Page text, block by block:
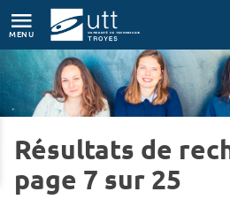
MENU
Accueil L'UTT L'UTT en bref
Résultats de
page 7 sur 25